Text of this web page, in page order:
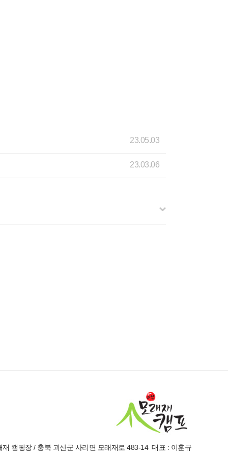
23.05.03
23.03.06
재 캠핑장 / 충북 괴산군 사리면 모래재로 483-14 대표 : 이훈규